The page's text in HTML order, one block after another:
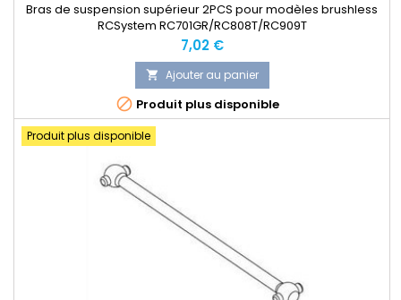
Bras de suspension supérieur 2PCS pour modèles brushless
RCSystem RC701GR/RC808T/RC909T
Prix
7,02 €
 Ajouter au panier
 Produit plus disponible
Produit plus disponible